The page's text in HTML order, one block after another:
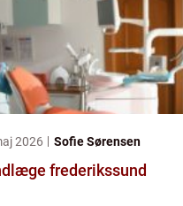
2026 Sofie Sørensen
frederikssund